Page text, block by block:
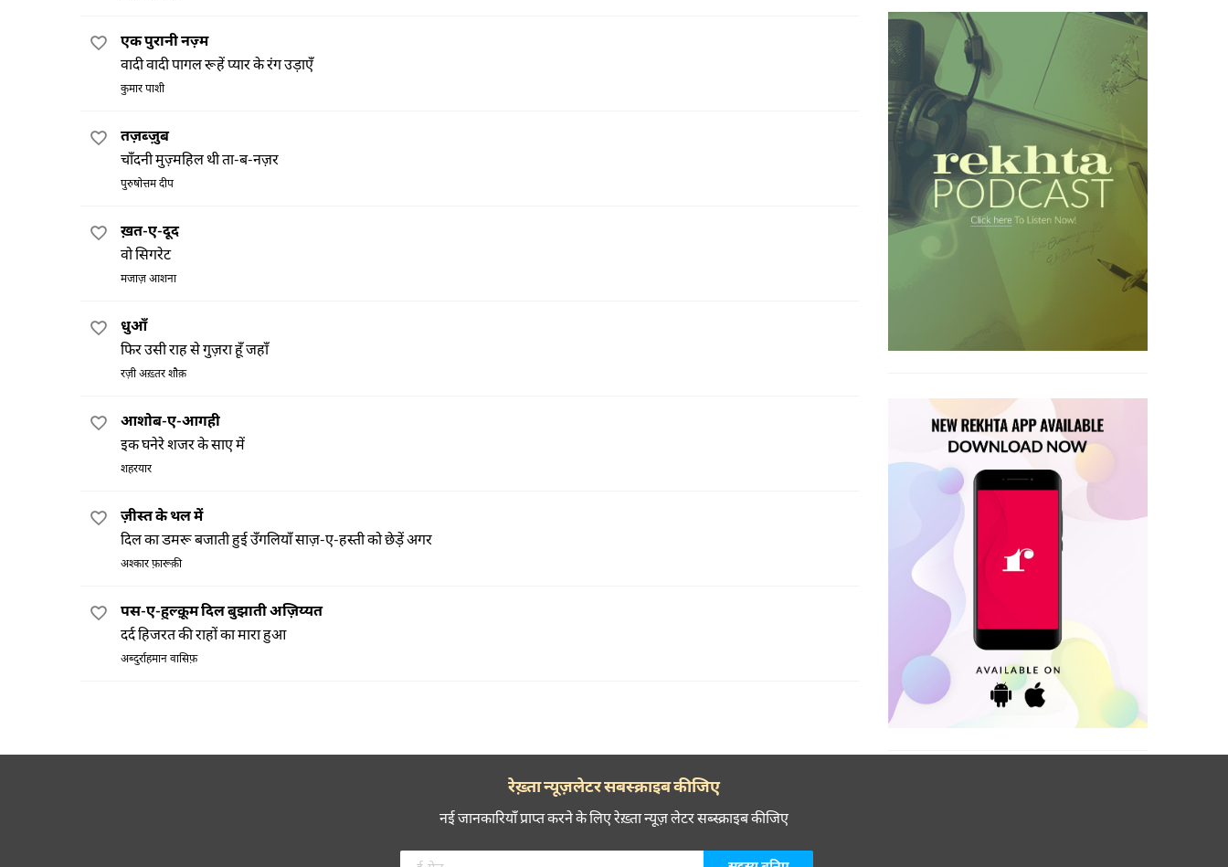
एक पुरानी नज़्म
वादी वादी पागल रूहें प्यार के रंग उड़ाएँ
कुमार पाशी
तज़ब्ज़ुब
चाँदनी मुज़्महिल थी ता-ब-नज़र
पुरुषोत्तम दीप
ख़त-ए-दूद
वो सिगरेट
मजाज़ आशना
धुआँ
फिर उसी राह से गुज़रा हूँ जहाँ
रज़ी अख़्तर शौक़
आशोब-ए-आगही
इक घनेरे शजर के साए में
शहरयार
ज़ीस्त के थल में
दिल का डमरू बजाती हुई उँगलियाँ साज़-ए-हस्ती को छेड़ें अगर
अश्कार फ़ारूक़ी
पस-ए-हुल्क़ूम दिल बुझाती अज़िय्यत
दर्द हिजरत की राहों का मारा हुआ
अब्दुर्राहमान वासिफ़
रेख़्ता न्यूज़लेटर सबस्क्राइब कीजिए
नई जानकारियाँ प्राप्त करने के लिए रेख़्ता न्यूज़ लेटर सब्स्क्राइब कीजिए